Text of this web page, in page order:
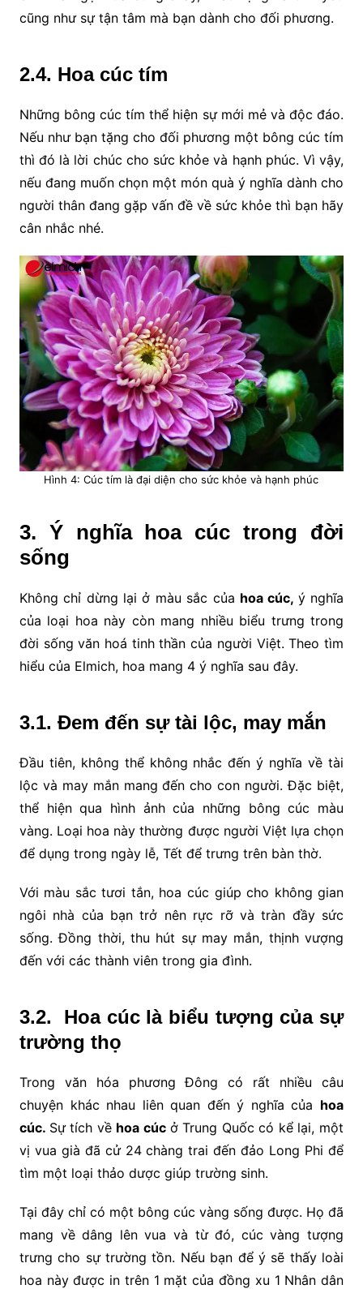
cũng như sự tận tâm mà bạn dành cho đối phương.
2.4. Hoa cúc tím
Những bông cúc tím thể hiện sự mới mẻ và độc đáo.
Nếu như bạn tặng cho đối phương một bông cúc tím
thì đó là lời chúc cho sức khỏe và hạnh phúc. Vì vậy,
nếu đang muốn chọn một món quà ý nghĩa dành cho
người thân đang gặp vấn đề về sức khỏe thì bạn hãy
cân nhắc nhé.
Hình 4: Cúc tím là đại diện cho sức khỏe và hạnh phúc
3. Ý nghĩa hoa cúc trong đời
sống
Không chỉ dừng lại ở màu sắc của hoa cúc, ý nghĩa
của loại hoa này còn mang nhiều biểu trưng trong
đời sống văn hoá tinh thần của người Việt. Theo tìm
hiểu của Elmich, hoa mang 4 ý nghĩa sau đây.
3.1. Đem đến sự tài lộc, may mắn
Đầu tiên, không thể không nhắc đến ý nghĩa về tài
lộc và may mắn mang đến cho con người. Đặc biệt,
thể hiện qua hình ảnh của những bông cúc màu
vàng. Loại hoa này thường được người Việt lựa chọn
để dụng trong ngày lễ, Tết để trưng trên bàn thờ.
Với màu sắc tươi tắn, hoa cúc giúp cho không gian
ngôi nhà của bạn trở nên rực rỡ và tràn đầy sức
sống. Đồng thời, thu hút sự may mắn, thịnh vượng
đến với các thành viên trong gia đình.
3.2. Hoa cúc là biểu tượng của sự
trường thọ
Trong văn hóa phương Đông có rất nhiều câu
chuyện khác nhau liên quan đến ý nghĩa của hoa
cúc. Sự tích về hoa cúc ở Trung Quốc có kể lại, một
vị vua già đã cử 24 chàng trai đến đảo Long Phi để
tìm một loại thảo dược giúp trường sinh.
Tại đây chỉ có một bông cúc vàng sống được. Họ đã
mang về dâng lên vua và từ đó, cúc vàng tượng
trưng cho sự trường tồn. Nếu bạn để ý sẽ thấy loài
hoa này được in trên 1 mặt của đồng xu 1 Nhân dân